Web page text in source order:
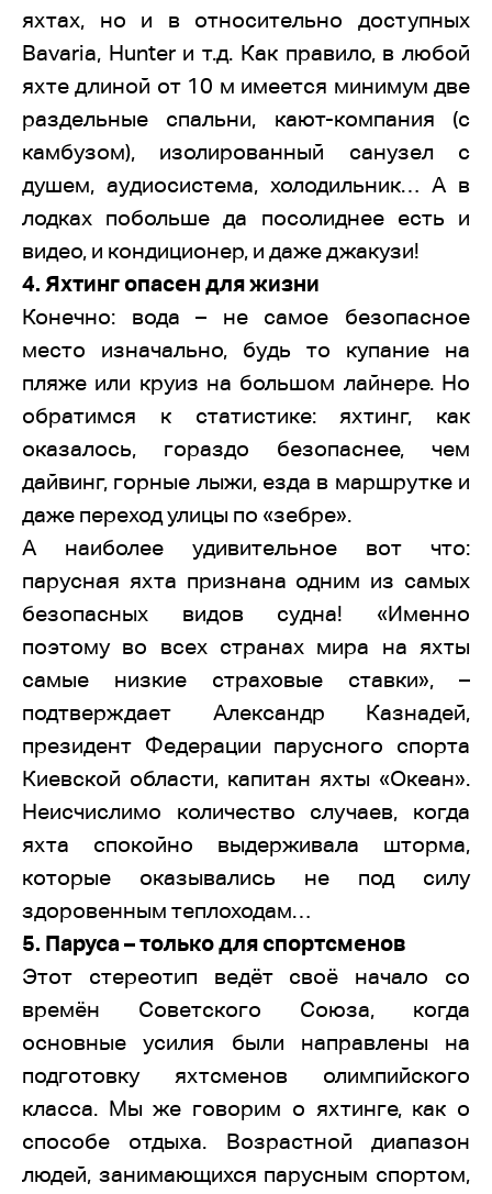
яхтах, но и в относительно доступных
Bavaria, Hunter и т.д. Как правило, в любой
яхте длиной от 10 м имеется минимум две
раздельные спальни, кают-компания (с
камбузом), изолированный санузел с
душем, аудиосистема, холодильник… А в
лодках побольше да посолиднее есть и
видео, и кондиционер, и даже джакузи!
4. Яхтинг опасен для жизни
Конечно: вода – не самое безопасное
место изначально, будь то купание на
пляже или круиз на большом лайнере. Но
обратимся к статистике: яхтинг, как
оказалось, гораздо безопаснее, чем
дайвинг, горные лыжи, езда в маршрутке и
даже переход улицы по «зебре».
А наиболее удивительное вот что:
парусная яхта признана одним из самых
безопасных видов судна! «Именно
поэтому во всех странах мира на яхты
самые низкие страховые ставки», –
подтверждает Александр Казнадей,
президент Федерации парусного спорта
Киевской области, капитан яхты «Океан».
Неисчислимо количество случаев, когда
яхта спокойно выдерживала шторма,
которые оказывались не под силу
здоровенным теплоходам…
5. Паруса – только для спортсменов
Этот стереотип ведёт своё начало со
времён Советского Союза, когда
основные усилия были направлены на
подготовку яхтсменов олимпийского
класса. Мы же говорим о яхтинге, как о
способе отдыха. Возрастной диапазон
людей, занимающихся парусным спортом,